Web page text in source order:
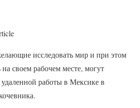
исследовать мир и при этом
своем рабочем месте, могут
удаленной работы в Мексике в